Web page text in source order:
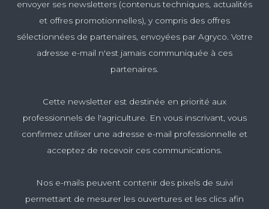
envoyer ses newsletters (contenus techniques, actualités
et offres promotionnelles), y compris des offres
sélectionnées de partenaires, envoyées par Agryco. Votre
adresse e-mail n'est jamais communiquée à ces
partenaires.
Cette newsletter est destinée en priorité aux
professionnels de l'agriculture. En vous inscrivant, vous
confirmez utiliser une adresse e-mail professionnelle et
acceptez de recevoir ces communications.
Nos e-mails peuvent contenir des pixels de suivi
permettant de mesurer les ouvertures et les clics afin